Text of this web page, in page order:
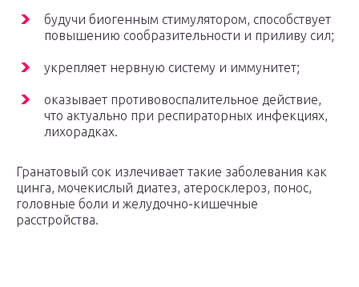
будучи биогенным стимулятором, способствует
повышению сообразительности и приливу сил;
укрепляет нервную систему и иммунитет;
оказывает противовоспалительное действие,
что актуально при респираторных инфекциях,
лихорадках.
Гранатовый сок излечивает такие заболевания как
цинга, мочекислый диатез, атеросклероз, понос,
головные боли и желудочно-кишечные
расстройства.